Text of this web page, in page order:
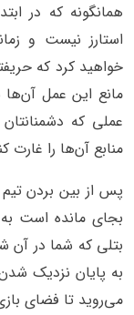
همانگونه که در
استارز نیست و
خواهید کرد که
مانع این عمل آن‌ها
عملی که
منابع آن‌ها را غارت
پس از بین بردن
بجای مانده است
بتلی که شما در آن
به پایان نزدیک شدن
می‌روید تا فضای